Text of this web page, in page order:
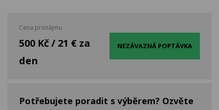
Cena pronájmu
500 Kč / 21 € za
den
NEZÁVAZNÁ POPTÁVKA
Potřebujete poradit s výběrem? Ozvěte